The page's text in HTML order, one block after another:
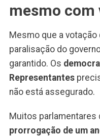
mesmo com
Mesmo que a votação
paralisação do
garantido. Os
Representantes
não está assegurado.
Muitos parlamentares
prorrogação de um